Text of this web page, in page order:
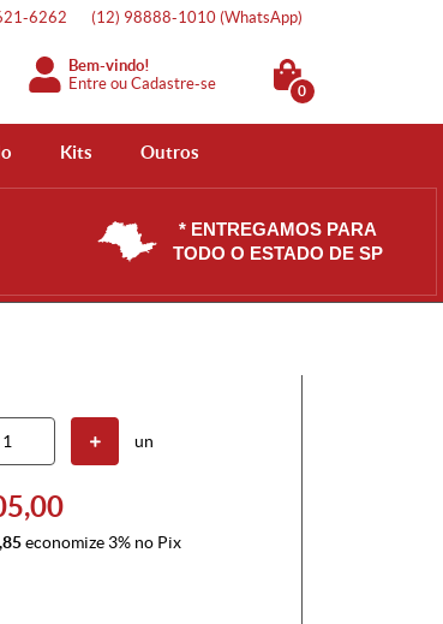
6262 (12) 98888-1010 (WhatsApp)
Bem-vindo!
Entre ouCadastre-se 0
Kits Outros
* ENTREGAMOS PARA
TODO O ESTADO DE SP
un
economize 3% no Pix